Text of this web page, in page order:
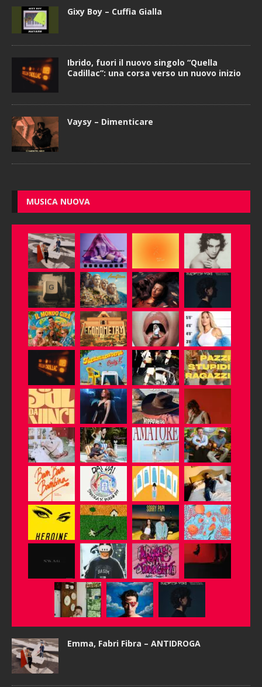
Gixy Boy – Cuffia Gialla
Ibrido, fuori il nuovo singolo “Quella
Cadillac”: una corsa verso un nuovo inizio
Vaysy – Dimenticare
MUSICA NUOVA
Emma, Fabri Fibra – ANTIDROGA